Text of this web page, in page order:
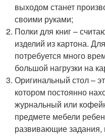
выходом станет
своими руками;
Полки для книг –
изделий из картона.
потребуется много
большой нагрузки на
Оригинальный стол –
котором постоянно
журнальный или
предмете мебели
развивающие задания,